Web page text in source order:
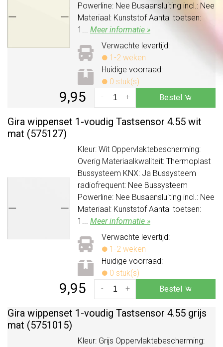
Powerline: Nee Busaansluiting incl.: Nee
Materiaal: Kunststof Aantal toetsen:
1... Meer informatie »
Verwachte levertijd:
1-2 weken
Huidige voorraad:
0 stuk(s)
9,95 +
- Bestel
Gira wippenset 1-voudig Tastsensor 4.55 wit
mat (575127)
Kleur: Wit Oppervlaktebescherming:
Overig Materiaalkwaliteit: Thermoplast
Bussysteem KNX: Ja Bussysteem
radiofrequent: Nee Bussysteem
Powerline: Nee Busaansluiting incl.: Nee
Materiaal: Kunststof Aantal toetsen:
1... Meer informatie »
Verwachte levertijd:
1-2 weken
Huidige voorraad:
0 stuk(s)
9,95 +
- Bestel
Gira wippenset 1-voudig Tastsensor 4.55 grijs
mat (5751015)
Kleur: Grijs Oppervlaktebescherming: